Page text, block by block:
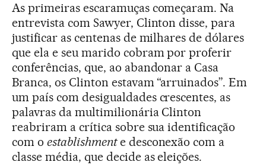
As primeiras escaramuças começaram. Na
entrevista com Sawyer, Clinton disse, para
justificar as centenas de milhares de dólares
que ela e seu marido cobram por proferir
conferências, que, ao abandonar a Casa
Branca, os Clinton estavam “arruinados”. Em
um país com desigualdades crescentes, as
palavras da multimilionária Clinton
reabriram a crítica sobre sua identificação
com o establishmente desconexão com a
classe média, que decide as eleições.